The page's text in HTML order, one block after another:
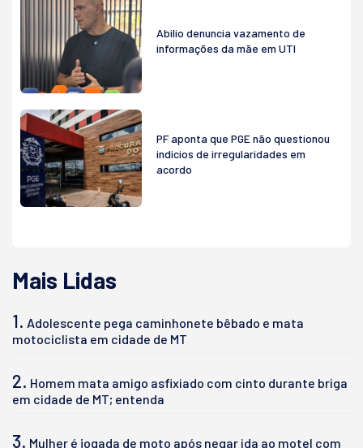
Abilio denuncia vazamento de
informações da mãe em UTI
PF aponta que PGE não questionou
indícios de irregularidades em
acordo
Mais Lidas
1. Adolescente pega caminhonete bêbado e mata
motociclista em cidade de MT
2. Homem mata amigo asfixiado com cinto durante briga
em cidade de MT; entenda
3. Mulher é jogada de moto após negar ida ao motel com